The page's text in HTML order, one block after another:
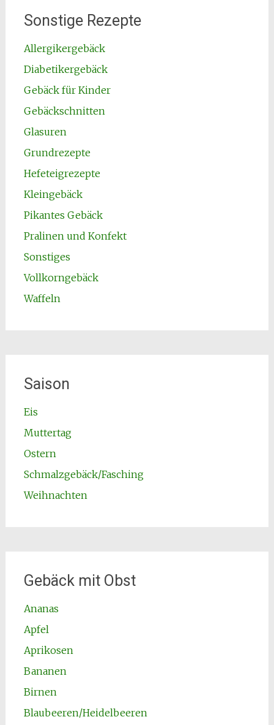
Sonstige Rezepte
Allergikergebäck
Diabetikergebäck
Gebäck für Kinder
Gebäckschnitten
Glasuren
Grundrezepte
Hefeteigrezepte
Kleingebäck
Pikantes Gebäck
Pralinen und Konfekt
Sonstiges
Vollkorngebäck
Waffeln
Saison
Eis
Muttertag
Ostern
Schmalzgebäck/Fasching
Weihnachten
Gebäck mit Obst
Ananas
Apfel
Aprikosen
Bananen
Birnen
Blaubeeren/Heidelbeeren